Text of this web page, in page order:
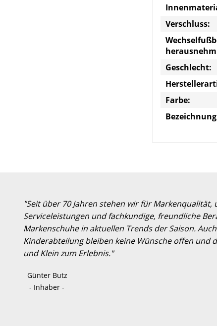
Verschluss:
Geschlecht:
Farbe:
"Seit über 70 Jahren stehen wir für Markenqualität,
Serviceleistungen und fachkundige, freundliche
Markenschuhe in aktuellen Trends der Saison.
Kinderabteilung bleiben keine Wünsche offen und
und Klein zum Erlebnis."
Günter Butz
- Inhaber -